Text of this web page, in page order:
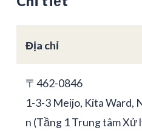
Địa chỉ
〒462-0846
1-3-3 Meijo, Kita Ward,
n (Tầng 1 Trung tâm